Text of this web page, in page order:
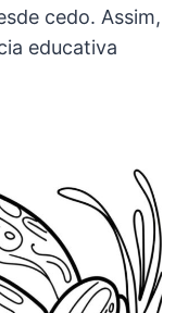
cedo. Assim,
educativa